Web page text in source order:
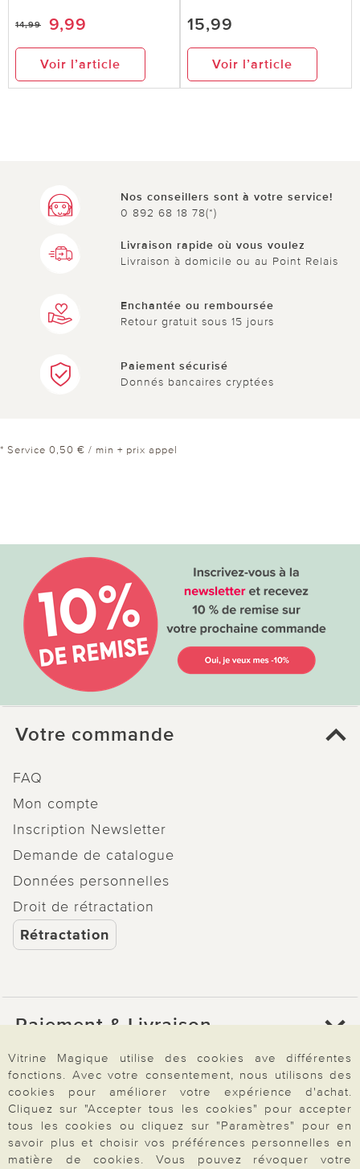
14,99 9,99
Voir l’article
15,99
Voir l’article
Nos conseillers sont à votre service!
0 892 68 18 78(*)
Livraison rapide où vous voulez
Livraison à domicile ou au Point Relais
Enchantée ou remboursée
Retour gratuit sous 15 jours
Paiement sécurisé
Donnés bancaires cryptées
* Service 0,50 € / min + prix appel
Votre commande
FAQ
Mon compte
Inscription Newsletter
Demande de catalogue
Données personnelles
Droit de rétractation
Rétractation
Paiement & Livraison
À propos de nous
Besoin d'aide?
Vitrine Magique utilise des cookies ave différentes
fonctions. Avec votre consentement, nous utilisons des
cookies pour améliorer votre expérience d'achat.
Cliquez sur "Accepter tous les cookies" pour accepter
tous les cookies ou cliquez sur "Paramètres" pour en
savoir plus et choisir vos préférences personnelles en
matière de cookies. Vous pouvez révoquer votre